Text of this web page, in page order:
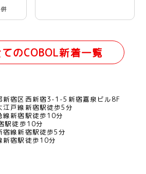
のCOBOL新着一覧
新宿区西新宿3-1-5新宿嘉泉ビル8F
江戸線新宿駅徒歩5分
線新宿駅徒歩10分
駅徒歩10分
宿線新宿駅徒歩5分
新宿駅徒歩10分